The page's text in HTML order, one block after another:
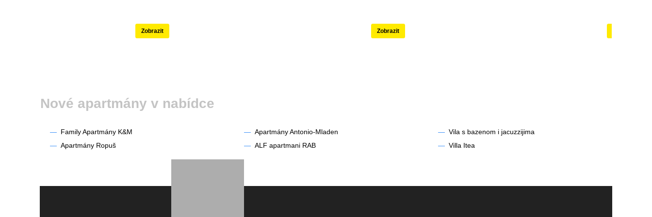
Zobrazit Zobrazit
Nové apartmány v nabídce
— Family Apartmány K&M
— Apartmány Ropuš
— Apartmány Antonio-Mladen
— ALF apartmani RAB
— Vila s bazenom i jacuzzijima
— Villa Itea